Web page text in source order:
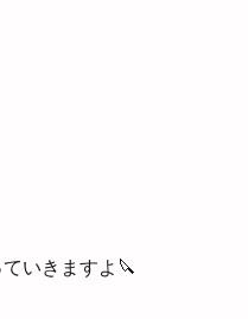
いきますよ🔪